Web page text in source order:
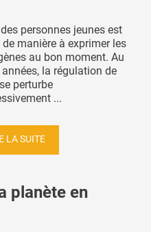
des personnes jeunes est
de manière à exprimer les
au bon moment. Au
la régulation de
perturbe
...
LA SUITE
planète en